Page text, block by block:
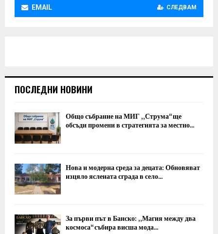
EMAIL СЛЕДВАМ
ПОСЛЕДНИ НОВИНИ
Общо събрание на МИГ „Струма“ ще
обсъди промени в стратегията за местно...
Нова и модерна среда за децата: Обновяват
изцяло яслената сграда в село...
За първи път в Банско: „Магия между два
космоса“ събира висша мода...